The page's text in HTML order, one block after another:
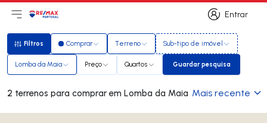
Entrar
Entrar
Abri menu principal
LogoIr para página inicial
Filtros
Filtros Comprar Terreno Sub-tipo de imóvel
Lomba da Maia Preço Quartos Guardar pesquisa
Guardar pesquisa
2 terrenos para comprar em Lomba da Maia Mais recente